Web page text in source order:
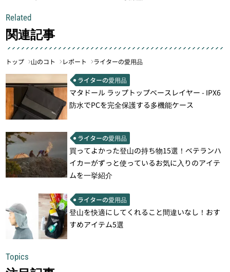
Related
関連記事
トップ 山のコト レポート ライターの愛用品
ライターの愛用品
マタドール ラップトップベースレイヤー - IPX6
防水でPCを完全保護する多機能ケース
ライターの愛用品
買ってよかった登山の持ち物15選！ベテランハ
イカーがずっと使っているお気に入りのアイテ
ムを一挙紹介
ライターの愛用品
登山を快適にしてくれること間違いなし！おす
すめアイテム5選
Topics